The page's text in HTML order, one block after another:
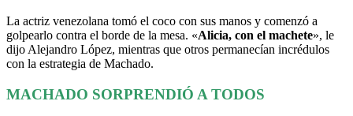
La actriz venezolana tomó el coco con sus manos y comenzó a
golpearlo contra el borde de la mesa. «Alicia, con el machete», le
dijo Alejandro López, mientras que otros permanecían incrédulos
con la estrategia de Machado.
MACHADO SORPRENDIÓ A TODOS